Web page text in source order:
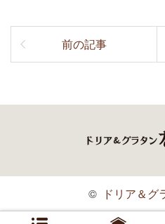
前の記事
© ドリア＆グ